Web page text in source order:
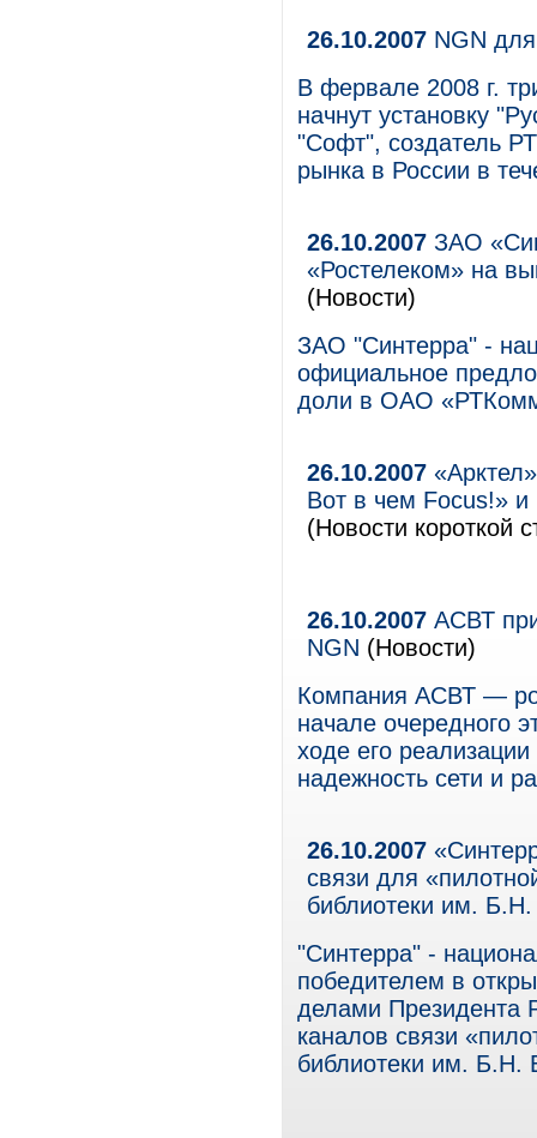
26.10.2007 NGN
В фервале 2008 г.
начнут установку
"Софт", создатель
рынка в России в
26.10.2007 ЗАО
«Ростелеком» на
(Новости)
ЗАО "Синтерра" -
официальное
доли в ОАО
26.10.2007
Вот в чем Focus!» и
(Новости короткой
26.10.2007 АСВТ
NGN (Новости)
Компания АСВТ —
начале очередного
ходе его
надежность сети и
26.10.2007
связи для
библиотеки им.
"Синтерра" -
победителем в
делами Президента
каналов связи
библиотеки им. Б.Н.